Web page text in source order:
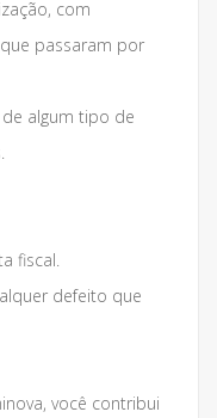
com
passaram por
de algum tipo de
fiscal.
defeito que
você contribui